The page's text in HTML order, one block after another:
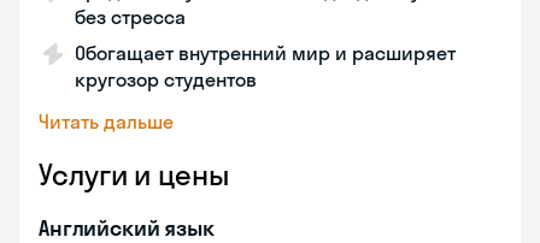
без стресса
Обогащает внутренний мир и расширяет
кругозор студентов
Читать дальше
Услуги и цены
Английский язык